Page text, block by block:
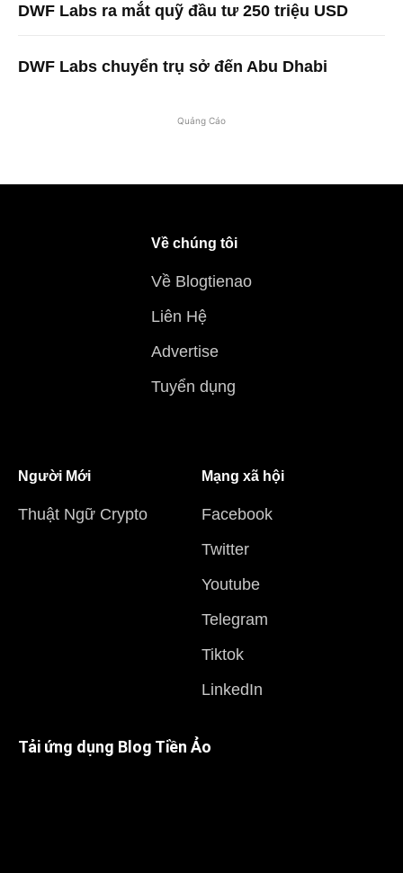
DWF Labs ra mắt quỹ đầu tư 250 triệu USD
DWF Labs chuyển trụ sở đến Abu Dhabi
Quảng Cáo
Về chúng tôi
Về Blogtienao
Liên Hệ
Advertise
Tuyển dụng
Người Mới
Thuật Ngữ Crypto
Mạng xã hội
Facebook
Twitter
Youtube
Telegram
Tiktok
LinkedIn
Tải ứng dụng Blog Tiền Ảo